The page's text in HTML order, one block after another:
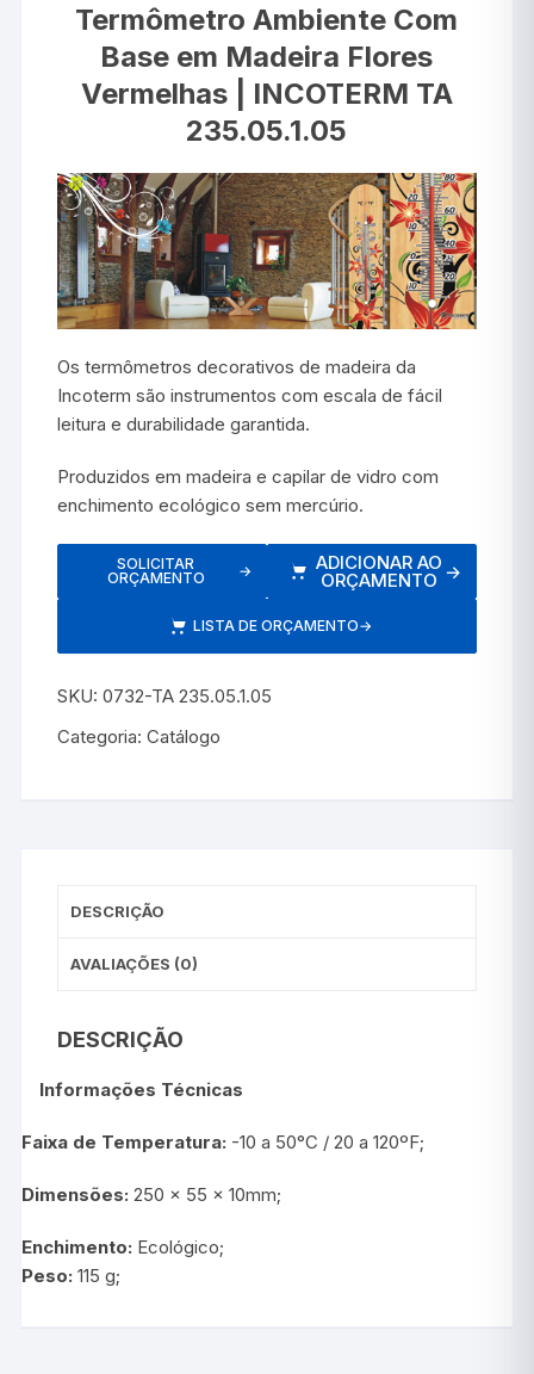
Termômetro Ambiente Com
Base em Madeira Flores
Vermelhas | INCOTERM TA
235.05.1.05
Os termômetros decorativos de madeira da
Incoterm são instrumentos com escala de fácil
leitura e durabilidade garantida.
Produzidos em madeira e capilar de vidro com
enchimento ecológico sem mercúrio.
SOLICITAR
ORÇAMENTO
→ ADICIONAR AO
ORÇAMENTO →
LISTA DE ORÇAMENTO→
SKU:0732-TA 235.05.1.05
Categoria:Catálogo
DESCRIÇÃO
AVALIAÇÕES (0)
DESCRIÇÃO
Informações Técnicas
Faixa de Temperatura: -10 a 50°C / 20 a 120ºF;
Dimensões:250 x 55 x 10mm;
Enchimento: Ecológico;
Peso: 115 g;